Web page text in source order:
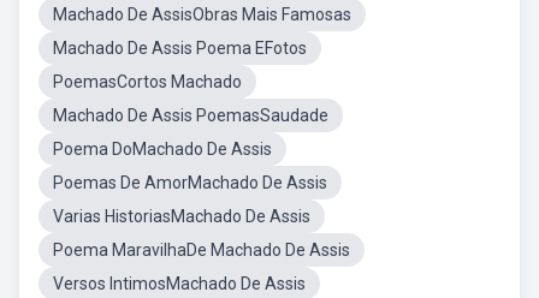
Machado De AssisObras Mais Famosas
Machado De Assis Poema EFotos
PoemasCortos Machado
Machado De Assis PoemasSaudade
Poema DoMachado De Assis
Poemas De AmorMachado De Assis
Varias HistoriasMachado De Assis
Poema MaravilhaDe Machado De Assis
Versos IntimosMachado De Assis